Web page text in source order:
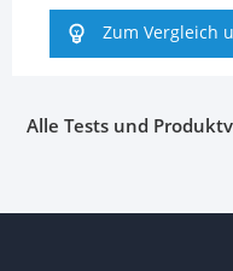
Zum Vergleich
Alle Tests und